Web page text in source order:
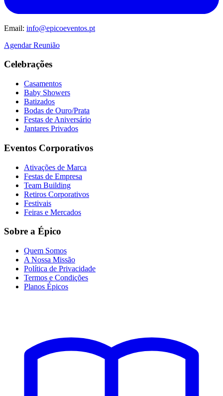
Email: info@epicoeventos.pt
Agendar Reunião
Celebrações
Casamentos
Baby Showers
Batizados
Bodas de Ouro/Prata
Festas de Aniversário
Jantares Privados
Eventos Corporativos
Ativações de Marca
Festas de Empresa
Team Building
Retiros Corporativos
Festivais
Feiras e Mercados
Sobre a Épico
Quem Somos
A Nossa Missão
Política de Privacidade
Termos e Condições
Planos Épicos